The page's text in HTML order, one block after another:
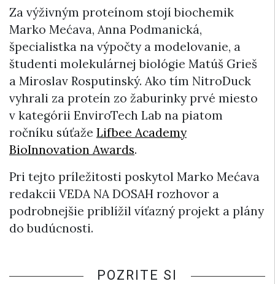
Za výživným proteínom stojí biochemik
Marko Mećava, Anna Podmanická,
špecialistka na výpočty a modelovanie, a
študenti molekulárnej biológie Matúš Grieš
a Miroslav Rosputinský. Ako tím NitroDuck
vyhrali za proteín zo žaburinky prvé miesto
v kategórii EnviroTech Lab na piatom
ročníku súťaže Lifbee Academy
BioInnovation Awards.
Pri tejto príležitosti poskytol Marko Mećava
redakcii VEDA NA DOSAH rozhovor a
podrobnejšie priblížil víťazný projekt a plány
do budúcnosti.
POZRITE SI